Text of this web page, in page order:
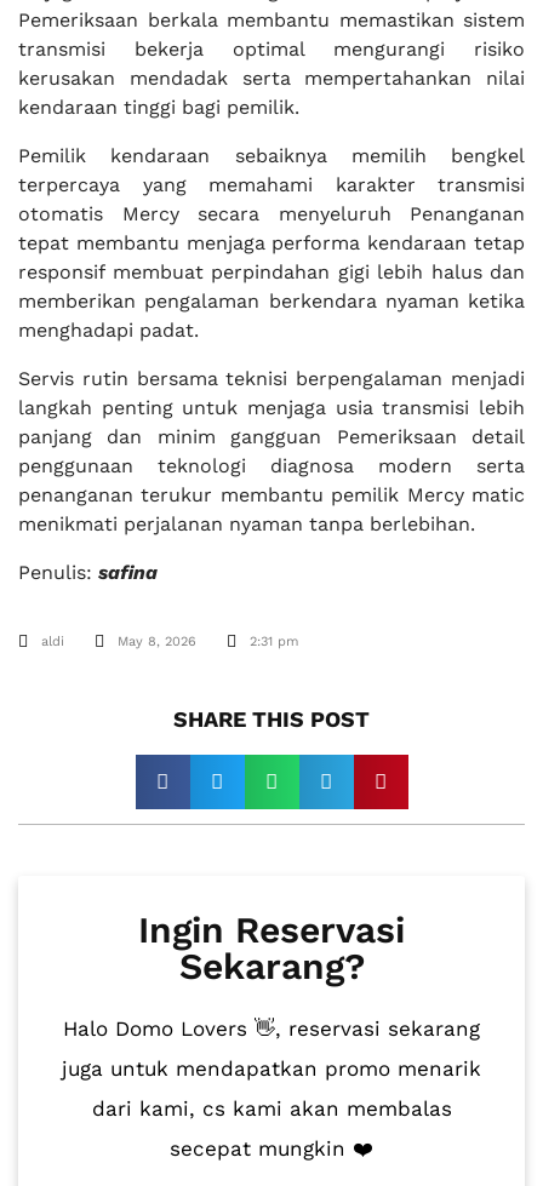
Pemeriksaan berkala membantu memastikan sistem
transmisi bekerja optimal mengurangi risiko
kerusakan mendadak serta mempertahankan nilai
kendaraan tinggi bagi pemilik.
Pemilik kendaraan sebaiknya memilih bengkel
terpercaya yang memahami karakter transmisi
otomatis Mercy secara menyeluruh Penanganan
tepat membantu menjaga performa kendaraan tetap
responsif membuat perpindahan gigi lebih halus dan
memberikan pengalaman berkendara nyaman ketika
menghadapi padat.
Servis rutin bersama teknisi berpengalaman menjadi
langkah penting untuk menjaga usia transmisi lebih
panjang dan minim gangguan Pemeriksaan detail
penggunaan teknologi diagnosa modern serta
penanganan terukur membantu pemilik Mercy matic
menikmati perjalanan nyaman tanpa berlebihan.
Penulis: safina
aldi May 8, 2026 2:31 pm
SHARE THIS POST​
Ingin Reservasi
Sekarang?
Halo Domo Lovers 👋, reservasi sekarang
juga untuk mendapatkan promo menarik
dari kami, cs kami akan membalas
secepat mungkin ❤️